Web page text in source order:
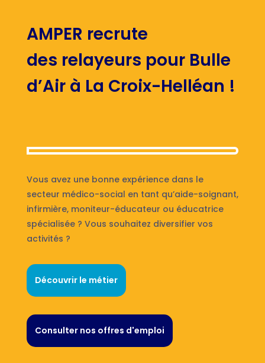
AMPER recrute
des relayeurs pour Bulle
d’Air à La Croix-Helléan !
Vous avez une bonne expérience dans le
secteur médico-social en tant qu’aide-soignant,
infirmière, moniteur-éducateur ou éducatrice
spécialisée ? Vous souhaitez diversifier vos
activités ?
Découvrir le métier
Consulter nos offres d'emploi